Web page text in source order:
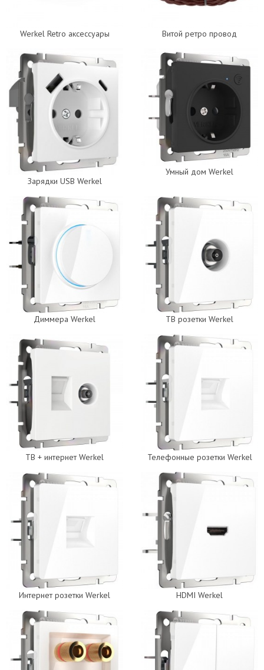
Werkel Retro аксессуары Витой ретро провод
Зарядки USB Werkel
Умный дом Werkel
Диммера Werkel ТВ розетки Werkel
ТВ + интернет Werkel Телефонные розетки Werkel
Интернет розетки Werkel HDMI Werkel